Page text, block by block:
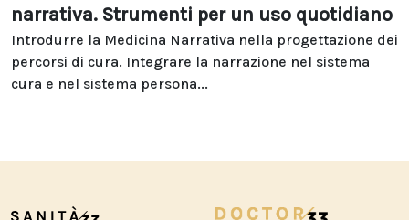
narrativa. Strumenti per un uso quotidiano
Introdurre la Medicina Narrativa nella progettazione dei
percorsi di cura. Integrare la narrazione nel sistema
cura e nel sistema persona...